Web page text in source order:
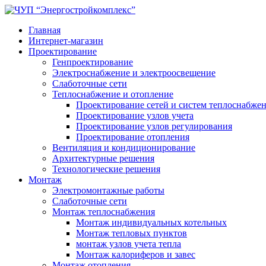
Главная
Интернет-магазин
Проектирование
Генпроектирование
Электроснабжение и электроосвещение
Слаботочные сети
Теплоснабжение и отопление
Проектирование сетей и систем
Проектирование узлов учета
Проектирование узлов регулирования
Проектирование отопления
Вентиляция и кондиционирование
Архитектурные решения
Технологические решения
Монтаж
Электромонтажные работы
Слаботочные сети
Монтаж теплоснабжения
Монтаж индивидуальных котельных
Монтаж тепловых пунктов
монтаж узлов учета тепла
Монтаж калориферов и завес